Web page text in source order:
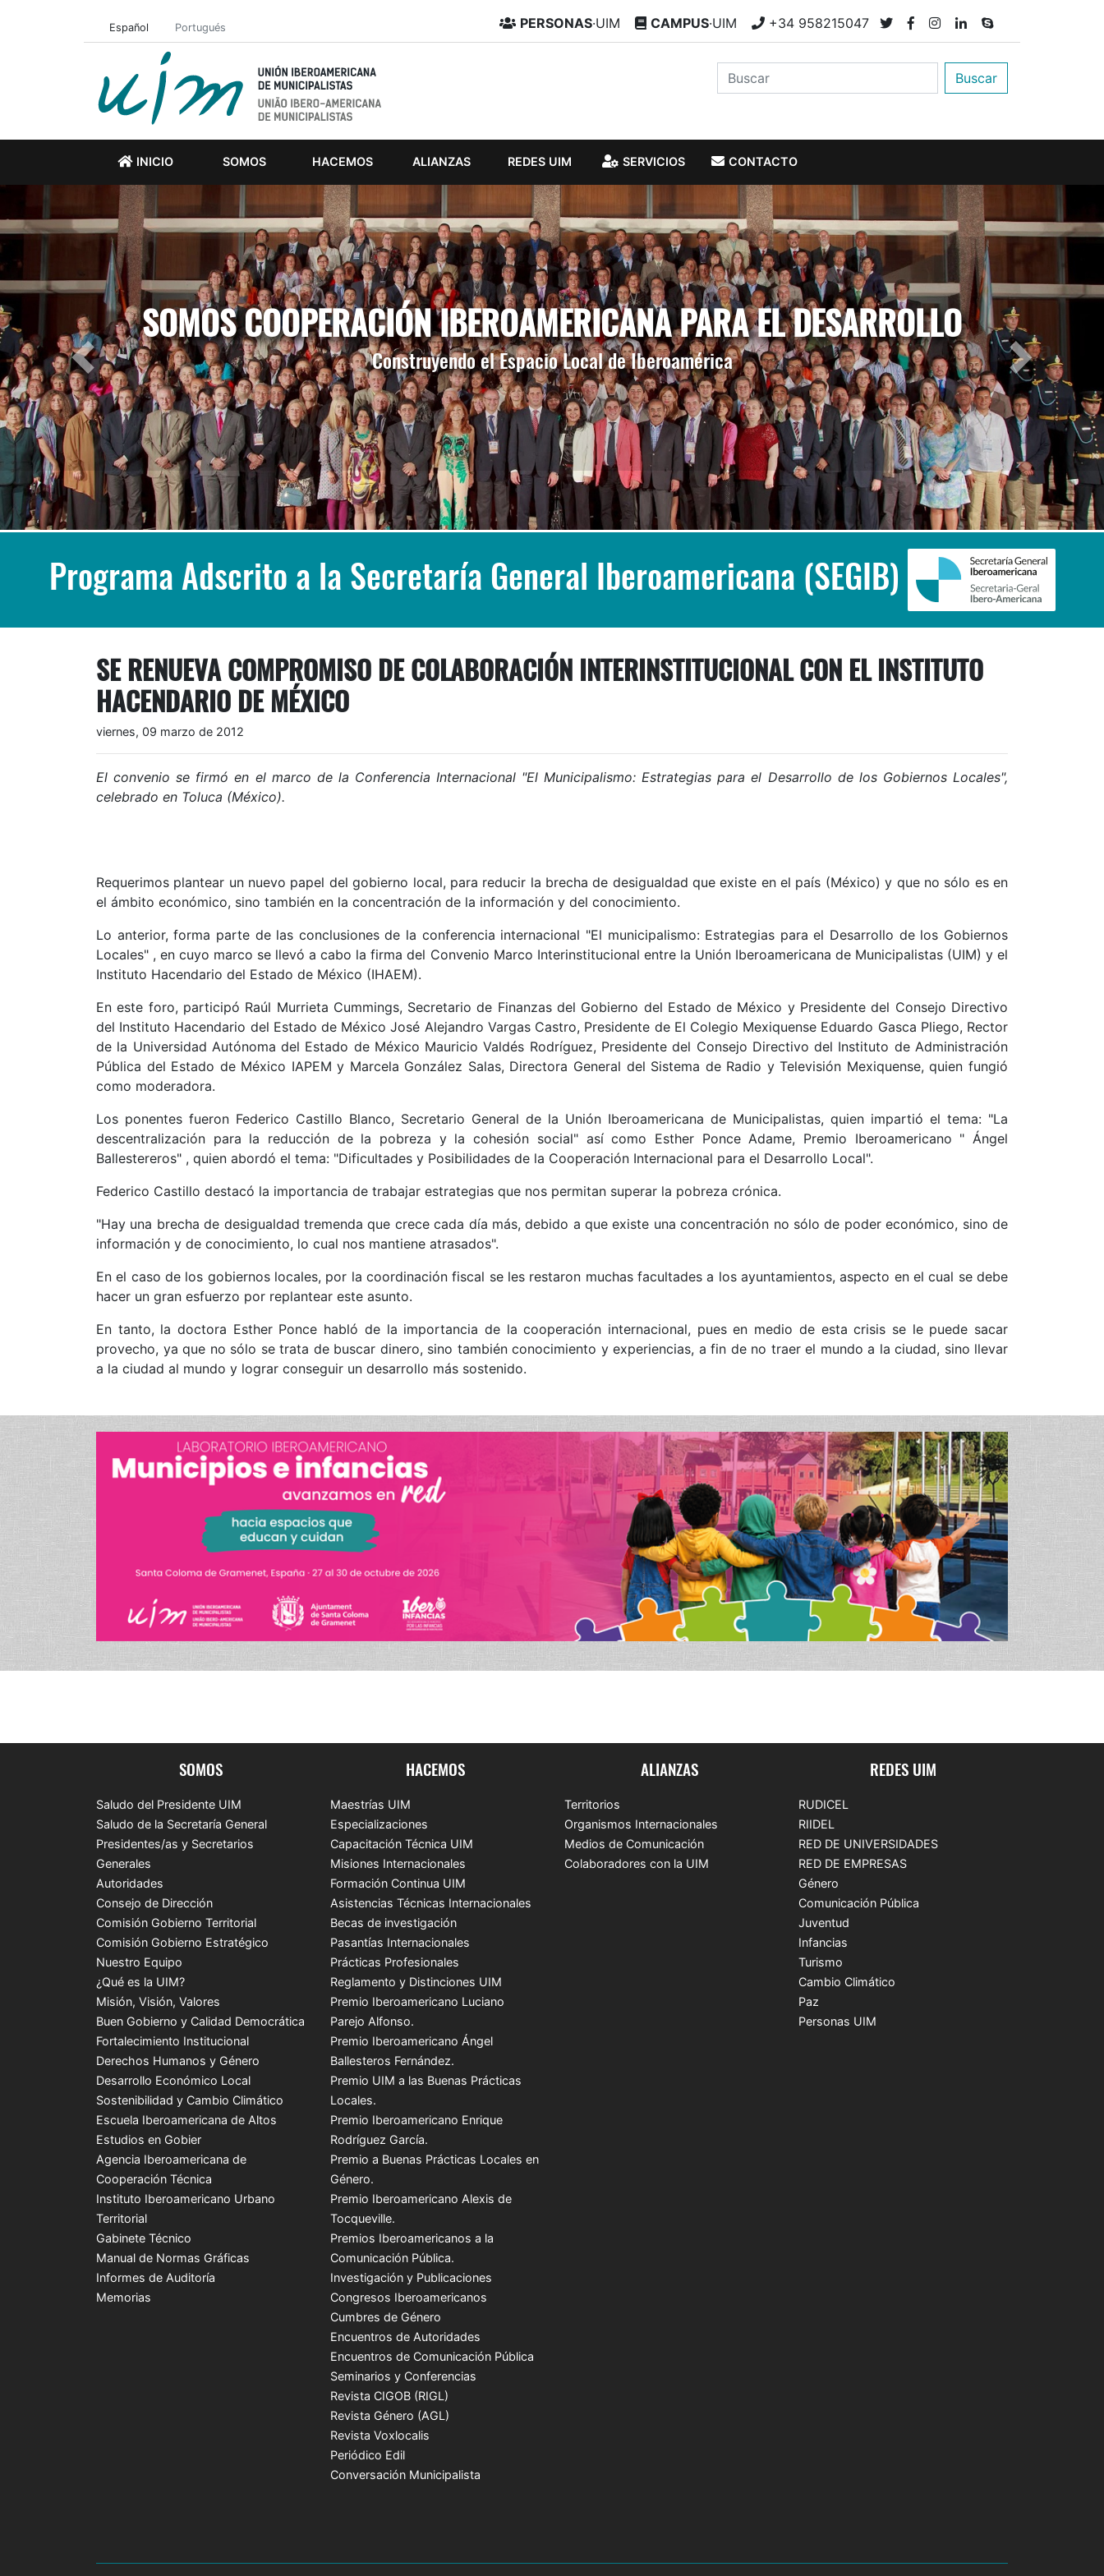
Español Portugués PERSONAS·UIM CAMPUS·UIM +34 958215047
Buscar
INICIO SOMOS HACEMOS ALIANZAS REDES UIM SERVICIOS CONTACTO
SOMOS COOPERACIÓN IBEROAMERICANA PARA EL DESARROLLO
Construyendo el Espacio Local de Iberoamérica
Previous Next
Programa Adscrito a la Secretaría General Iberoamericana (SEGIB)
SE RENUEVA COMPROMISO DE COLABORACIÓN INTERINSTITUCIONAL CON EL INSTITUTO
HACENDARIO DE MÉXICO
viernes, 09 marzo de 2012
El convenio se firmó en el marco de la Conferencia Internacional "El Municipalismo: Estrategias para el Desarrollo de los Gobiernos Locales",
celebrado en Toluca (México).
Requerimos plantear un nuevo papel del gobierno local, para reducir la brecha de desigualdad que existe en el país (México) y que no sólo es en
el ámbito económico, sino también en la concentración de la información y del conocimiento.
Lo anterior, forma parte de las conclusiones de la conferencia internacional "El municipalismo: Estrategias para el Desarrollo de los Gobiernos
Locales" , en cuyo marco se llevó a cabo la firma del Convenio Marco Interinstitucional entre la Unión Iberoamericana de Municipalistas (UIM) y el
Instituto Hacendario del Estado de México (IHAEM).
En este foro, participó Raúl Murrieta Cummings, Secretario de Finanzas del Gobierno del Estado de México y Presidente del Consejo Directivo
del Instituto Hacendario del Estado de México José Alejandro Vargas Castro, Presidente de El Colegio Mexiquense Eduardo Gasca Pliego, Rector
de la Universidad Autónoma del Estado de México Mauricio Valdés Rodríguez, Presidente del Consejo Directivo del Instituto de Administración
Pública del Estado de México IAPEM y Marcela González Salas, Directora General del Sistema de Radio y Televisión Mexiquense, quien fungió
como moderadora.
Los ponentes fueron Federico Castillo Blanco, Secretario General de la Unión Iberoamericana de Municipalistas, quien impartió el tema: "La
descentralización para la reducción de la pobreza y la cohesión social" así como Esther Ponce Adame, Premio Iberoamericano " Ángel
Ballestereros" , quien abordó el tema: "Dificultades y Posibilidades de la Cooperación Internacional para el Desarrollo Local".
Federico Castillo destacó la importancia de trabajar estrategias que nos permitan superar la pobreza crónica.
"Hay una brecha de desigualdad tremenda que crece cada día más, debido a que existe una concentración no sólo de poder económico, sino de
información y de conocimiento, lo cual nos mantiene atrasados".
En el caso de los gobiernos locales, por la coordinación fiscal se les restaron muchas facultades a los ayuntamientos, aspecto en el cual se debe
hacer un gran esfuerzo por replantear este asunto.
En tanto, la doctora Esther Ponce habló de la importancia de la cooperación internacional, pues en medio de esta crisis se le puede sacar
provecho, ya que no sólo se trata de buscar dinero, sino también conocimiento y experiencias, a fin de no traer el mundo a la ciudad, sino llevar
a la ciudad al mundo y lograr conseguir un desarrollo más sostenido.
SOMOS
Saludo del Presidente UIM
Saludo de la Secretaría General
Presidentes/as y Secretarios
Generales
Autoridades
Consejo de Dirección
Comisión Gobierno Territorial
Comisión Gobierno Estratégico
Nuestro Equipo
¿Qué es la UIM?
Misión, Visión, Valores
Buen Gobierno y Calidad Democrática
Fortalecimiento Institucional
Derechos Humanos y Género
Desarrollo Económico Local
Sostenibilidad y Cambio Climático
Escuela Iberoamericana de Altos
Estudios en Gobier
Agencia Iberoamericana de
Cooperación Técnica
Instituto Iberoamericano Urbano
Territorial
Gabinete Técnico
Manual de Normas Gráficas
Informes de Auditoría
Memorias
HACEMOS
Maestrías UIM
Especializaciones
Capacitación Técnica UIM
Misiones Internacionales
Formación Continua UIM
Asistencias Técnicas Internacionales
Becas de investigación
Pasantías Internacionales
Prácticas Profesionales
Reglamento y Distinciones UIM
Premio Iberoamericano Luciano
Parejo Alfonso.
Premio Iberoamericano Ángel
Ballesteros Fernández.
Premio UIM a las Buenas Prácticas
Locales.
Premio Iberoamericano Enrique
Rodríguez García.
Premio a Buenas Prácticas Locales en
Género.
Premio Iberoamericano Alexis de
Tocqueville.
Premios Iberoamericanos a la
Comunicación Pública.
Investigación y Publicaciones
Congresos Iberoamericanos
Cumbres de Género
Encuentros de Autoridades
Encuentros de Comunicación Pública
Seminarios y Conferencias
Revista CIGOB (RIGL)
Revista Género (AGL)
Revista Voxlocalis
Periódico Edil
Conversación Municipalista
ALIANZAS
Territorios
Organismos Internacionales
Medios de Comunicación
Colaboradores con la UIM
REDES UIM
RUDICEL
RIIDEL
RED DE UNIVERSIDADES
RED DE EMPRESAS
Género
Comunicación Pública
Juventud
Infancias
Turismo
Cambio Climático
Paz
Personas UIM